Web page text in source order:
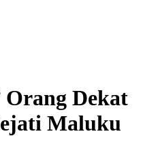
Orang Dekat
Maluku